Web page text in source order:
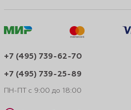
+7 (495) 739-62-70
+7 (495) 739-25-89
ПН-ПТ с 9:00 до 18:00